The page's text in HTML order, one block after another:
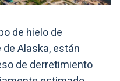
de hielo de
Alaska, están
de derretimiento